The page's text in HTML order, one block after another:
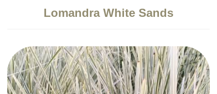
Lomandra White Sands